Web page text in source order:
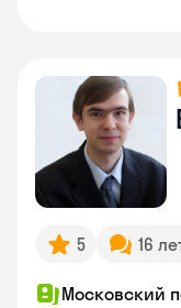
5 16
Московский